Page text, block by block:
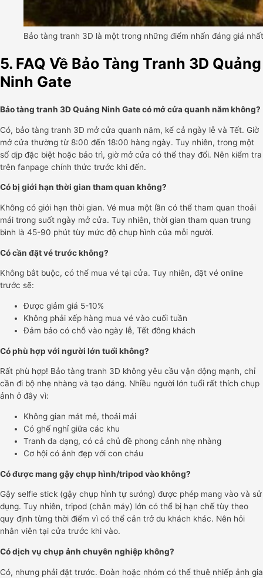
Bảo tàng tranh 3D là một trong những điểm nhấn đáng giá
5. FAQ Về Bảo Tàng Tranh 3D Quảng
Ninh Gate
Bảo tàng tranh 3D Quảng Ninh Gate có mở cửa quanh năm không?
Có, bảo tàng tranh 3D mở cửa quanh năm, kể cả ngày lễ và Tết. Giờ
mở cửa thường từ 8:00 đến 18:00 hàng ngày. Tuy nhiên, trong một
số dịp đặc biệt hoặc bảo trì, giờ mở cửa có thể thay đổi. Nên kiểm tra
trên fanpage chính thức trước khi đến.
Có bị giới hạn thời gian tham quan không?
Không có giới hạn thời gian. Vé mua một lần có thể tham quan thoải
mái trong suốt ngày mở cửa. Tuy nhiên, thời gian tham quan trung
bình là 45-90 phút tùy mức độ chụp hình của mỗi người.
Có cần đặt vé trước không?
Không bắt buộc, có thể mua vé tại cửa. Tuy nhiên, đặt vé online
trước sẽ:
Được giảm giá 5-10%
Không phải xếp hàng mua vé vào cuối tuần
Đảm bảo có chỗ vào ngày lễ, Tết đông khách
Có phù hợp với người lớn tuổi không?
Rất phù hợp! Bảo tàng tranh 3D không yêu cầu vận động mạnh, chỉ
cần đi bộ nhẹ nhàng và tạo dáng. Nhiều người lớn tuổi rất thích chụp
ảnh ở đây vì:
Không gian mát mẻ, thoải mái
Có ghế nghỉ giữa các khu
Tranh đa dạng, có cả chủ đề phong cảnh nhẹ nhàng
Cơ hội có ảnh đẹp với con cháu
Có được mang gậy chụp hình/tripod vào không?
Gậy selfie stick (gậy chụp hình tự sướng) được phép mang vào và sử
dụng. Tuy nhiên, tripod (chân máy) lớn có thể bị hạn chế tùy theo
quy định từng thời điểm vì có thể cản trở du khách khác. Nên hỏi
nhân viên tại cửa trước khi vào.
Có dịch vụ chụp ảnh chuyên nghiệp không?
Có, nhưng phải đặt trước. Đoàn hoặc nhóm có thể thuê nhiếp ảnh gia